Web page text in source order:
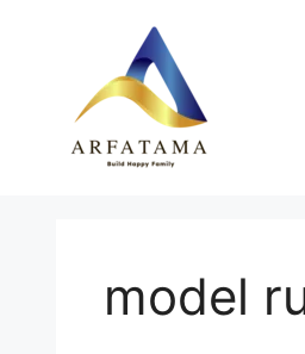
model